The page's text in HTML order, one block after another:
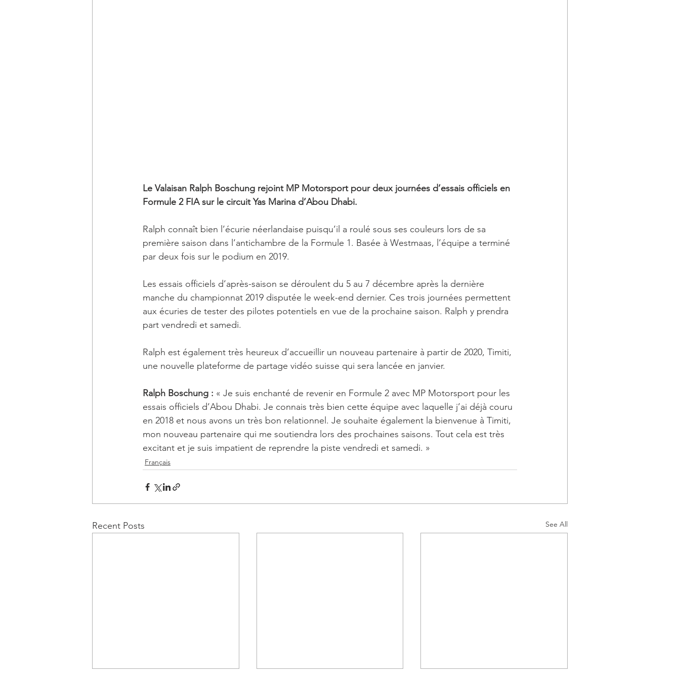
Le Valaisan Ralph Boschung rejoint MP Motorsport pour deux journées d’essais officiels en
Formule 2 FIA sur le circuit Yas Marina d’Abou Dhabi.
Ralph connaît bien l’écurie néerlandaise puisqu’il a roulé sous ses couleurs lors de sa
première saison dans l’antichambre de la Formule 1. Basée à Westmaas, l’équipe a terminé
par deux fois sur le podium en 2019.
Les essais officiels d’après-saison se déroulent du 5 au 7 décembre après la dernière
manche du championnat 2019 disputée le week-end dernier. Ces trois journées permettent
aux écuries de tester des pilotes potentiels en vue de la prochaine saison. Ralph y prendra
part vendredi et samedi.
Ralph est également très heureux d’accueillir un nouveau partenaire à partir de 2020, Timiti,
une nouvelle plateforme de partage vidéo suisse qui sera lancée en janvier.
Ralph Boschung : « Je suis enchanté de revenir en Formule 2 avec MP Motorsport pour les
essais officiels d’Abou Dhabi. Je connais très bien cette équipe avec laquelle j’ai déjà couru
en 2018 et nous avons un très bon relationnel. Je souhaite également la bienvenue à Timiti,
mon nouveau partenaire qui me soutiendra lors des prochaines saisons. Tout cela est très
excitant et je suis impatient de reprendre la piste vendredi et samedi. »
Français
Recent Posts See All